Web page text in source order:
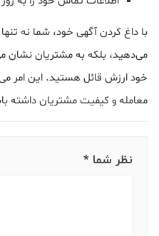
با داغ کردن آگهی خود، شما نه
می‌دهید، بلکه به مشتریان نشان
خود ارزش قائل هستید. این امر
معامله و کیفیت مشتریان داشته
نظر شما *